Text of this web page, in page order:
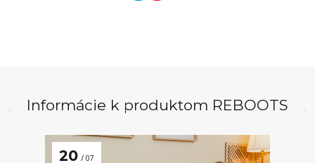
Informácie k produktom REBOOTS
20 07